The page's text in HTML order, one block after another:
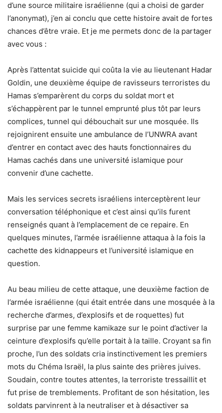
d’une source militaire israélienne (qui a choisi de garder
l’anonymat), j’en ai conclu que cette histoire avait de fortes
chances d’être vraie. Et je me permets donc de la partager
avec vous :
Après l’attentat suicide qui coûta la vie au lieutenant Hadar
Goldin, une deuxième équipe de ravisseurs terroristes du
Hamas s’emparèrent du corps du soldat mort et
s’échappèrent par le tunnel emprunté plus tôt par leurs
complices, tunnel qui débouchait sur une mosquée. Ils
rejoignirent ensuite une ambulance de l’UNWRA avant
d’entrer en contact avec des hauts fonctionnaires du
Hamas cachés dans une université islamique pour
convenir d’une cachette.
Mais les services secrets israéliens interceptèrent leur
conversation téléphonique et c’est ainsi qu’ils furent
renseignés quant à l’emplacement de ce repaire. En
quelques minutes, l’armée israélienne attaqua à la fois la
cachette des kidnappeurs et l’université islamique en
question.
Au beau milieu de cette attaque, une deuxième faction de
l’armée israélienne (qui était entrée dans une mosquée à la
recherche d’armes, d’explosifs et de roquettes) fut
surprise par une femme kamikaze sur le point d’activer la
ceinture d’explosifs qu’elle portait à la taille. Croyant sa fin
proche, l’un des soldats cria instinctivement les premiers
mots du Chéma Israël, la plus sainte des prières juives.
Soudain, contre toutes attentes, la terroriste tressaillit et
fut prise de tremblements. Profitant de son hésitation, les
soldats parvinrent à la neutraliser et à désactiver sa